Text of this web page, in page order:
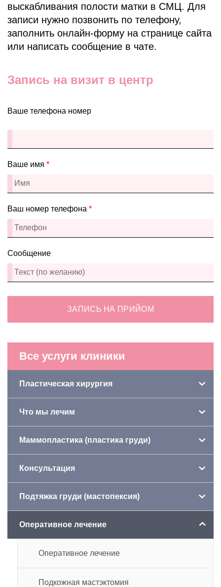
Все услуги клиники
Пластическая хирургия
Что мы лечим
Маммопластика (пластика груди)
Консультация
Подтяжка груди (мастопексия)
Оперативное лечение
Оперативное лечение
Подкожная мастэктомия
выскабливания полости матки в СМЦ. Для
записи нужно позвонить по телефону,
заполнить онлайн-форму на странице сайта
или написать сообщение в чате.
Запись на визит в центр
Ваше телефона номер
Ваше имя *
Ваш номер телефона *
Сообщение
ЗАПИСЬ НА ПРИЙОМ